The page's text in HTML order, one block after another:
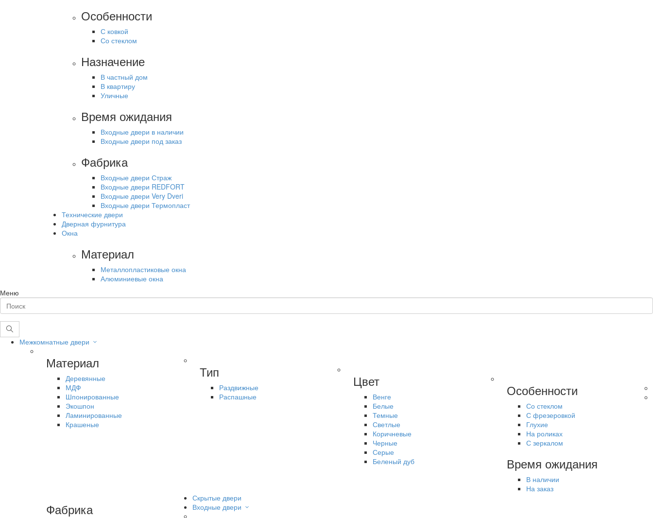
Особенности
С ковкой
Со стеклом
Назначение
В частный дом
В квартиру
Уличные
Время ожидания
Входные двери в наличии
Входные двери под заказ
Фабрика
Входные двери Страж
Входные двери REDFORT
Входные двери Very Dveri
Входные двери Термопласт
Технические двери
Дверная фурнитура
Окна
Материал
Металлопластиковые окна
Алюминиевые окна
Меню
Межкомнатные двери
Материал
Деревянные
МДФ
Шпонированные
Экошпон
Ламинированные
Крашеные
Тип
Раздвижные
Распашные
Цвет
Венге
Белые
Темные
Светлые
Коричневые
Черные
Серые
Беленый дуб
Особенности
Со стеклом
С фрезеровкой
Глухие
На роликах
С зеркалом
Время ожидания
В наличии
На заказ
Фабрика
Скрытые двери
Входные двери